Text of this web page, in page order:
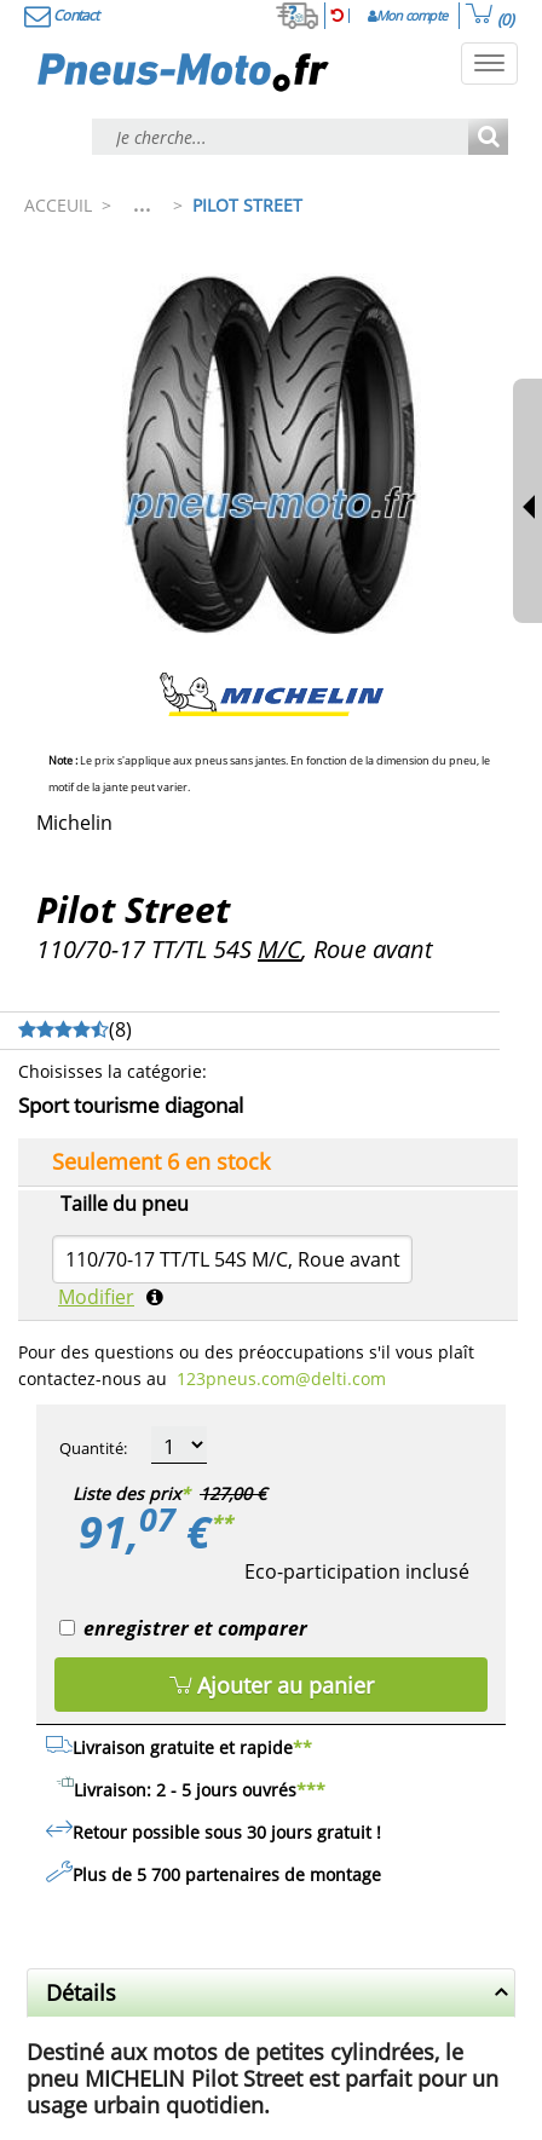
Contact Mon compte (0)
ACCEUIL > ... > PILOT STREET
Note :Le prix s'applique aux pneus sans jantes. En fonction de la dimension du pneu, le
motif de la jante peut varier.
Michelin
Pilot Street
110/70-17 TT/TL 54S M/C, Roue avant
Choisisses la catégorie:
Sport tourisme diagonal
Taille du pneu
110/70-17 TT/TL 54S M/C, Roue avant
Modifier
Seulement 6 en stock
(8)
Pour des questions ou des préoccupations s'il vous plaît
contactez-nous au 123pneus.com​@delti.com
Liste des prix* 127,00 €
91,07€**
Eco-participation inclusé
Livraison gratuite et rapide**
Livraison: 2 - 5 jours ouvrés***
Retour possible sous 30 jours gratuit!
Plus de 5 700 partenaires de montage
Quantité:
enregistrer et comparer
Ajouter au panier
Détails
Destiné aux motos de petites cylindrées, le
pneu MICHELIN Pilot Street est parfait pour un
usage urbain quotidien.